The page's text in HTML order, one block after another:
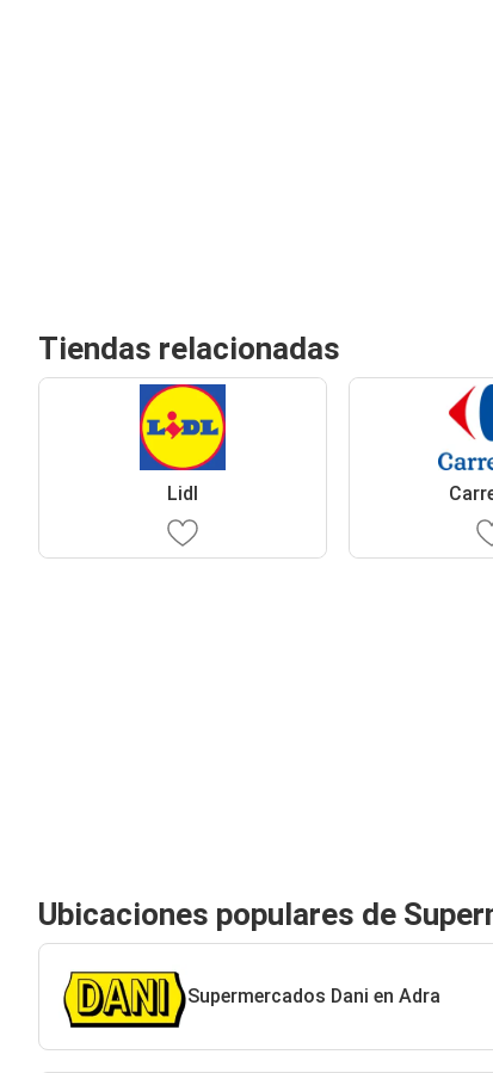
Tiendas relacionadas
Lidl
Ubicaciones populares de
Supermercados Dani en Adra